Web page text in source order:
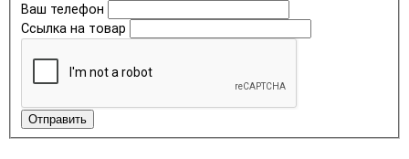
Ваш телефон
Ссылка на товар
Отправить